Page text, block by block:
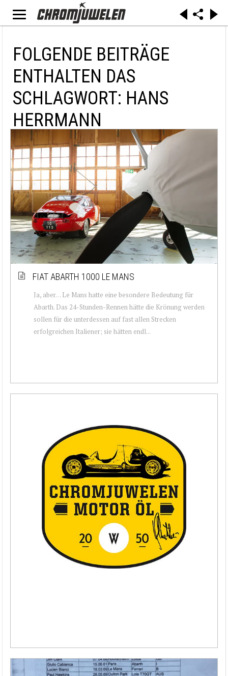
FOLGENDE BEITRÄGE
ENTHALTEN DAS
SCHLAGWORT: HANS
HERRMANN
FIAT ABARTH 1000 LE MANS
Ja, aber… Le Mans hatte eine besondere Bedeutung für
Abarth. Das 24-Stunden-Rennen hätte die Krönung werden
sollen für die unterdessen auf fast allen Strecken
erfolgreichen Italiener; sie hätten endl...